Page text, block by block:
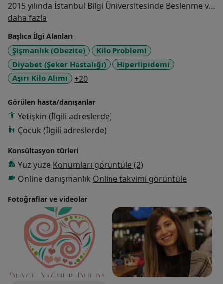
2015 yılında İstanbul Bilgi Üniversitesinde Beslenme ve
Diyetetik lisans eğitimimi tamamladım. Şuan Okan
Üniversitesinde beslenme üzerine yüksek lisans
eğitimime devam etmekteyim. Kurucusu olduğum
Duygu Yağmur Dulda Sağlıklı Beslenme ve Diyet
danışmalığı merkezinde sizlere hizmet vermekteyim.
Hastalıklarda beslenme, kilo verme, kilo alma gibi bir
ve bu gibi alanlarda danışmanlık yapmaktayım.
Samimiyet, saygı ve hoşgörünün her şeyin başı
olduğunu düşünüyorum.
daha fazla
Başlıca İlgi Alanları
Şişmanlık (Obezite)
Kilo Problemi
Diyabet (Şeker Hastalığı)
Hiperlipidemi
Aşırı Kilo Alımı
+20a11y_sr_more_diseases
Görülen hasta/danışanlar
Yetişkin (İlgili adreslerde)
Çocuk (İlgili adreslerde)
Konsültasyon türleri
Yüz yüze Konumları görüntüle (2)
Online danışmanlık Online takvimi görüntüle
Fotoğraflar ve videolar